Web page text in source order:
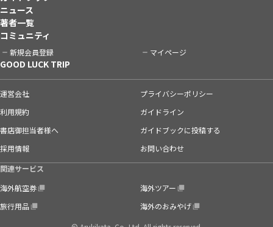
ニュース
著者一覧
コミュニティ
新規会員登録 マイページ
GOOD LUCK TRIP
運営会社
プライバシーポリシー
利用規約
ガイドライン
書店御担当者様へ
ガイドブックに投稿する
採用情報
お問い合わせ
関連サービス
海外航空券
海外ツアー
旅行用品
海外のおみやげ